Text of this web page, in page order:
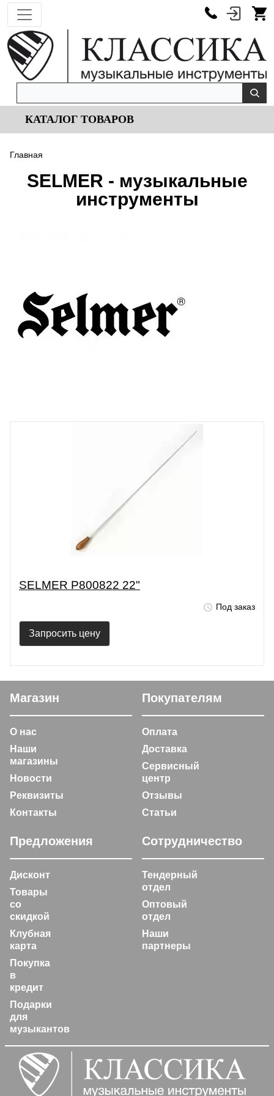
КАТАЛОГ ТОВАРОВ
Главная
SELMER - музыкальные
инструменты
SELMER P800822 22"
Под заказ
Запросить цену
Магазин
О нас
Наши
магазины
Новости
Реквизиты
Контакты
Покупателям
Оплата
Доставка
Сервисный
центр
Отзывы
Статьи
Предложения
Дисконт
Товары
со
скидкой
Клубная
карта
Покупка
в
кредит
Подарки
для
музыкантов
Сотрудничество
Тендерный
отдел
Оптовый
отдел
Наши
партнеры